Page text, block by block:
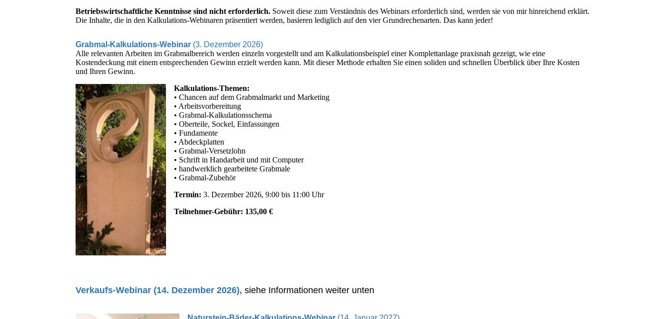
Betriebswirtschaftliche Kenntnisse sind nicht erforderlich. Soweit diese zum Verständnis des Webinars erforderlich sind, werden sie von mir hinreichend erklärt.
Die Inhalte, die in den Kalkulations-Webinaren präsentiert werden, basieren lediglich auf den vier Grundrechenarten. Das kann jeder!
Grabmal-Kalkulations-Webinar (3. Dezember 2026)
Alle relevanten Arbeiten im Grabmalbereich werden einzeln vorgestellt und am Kalkulationsbeispiel einer Komplettanlage praxisnah gezeigt, wie eine
Kostendeckung mit einem entsprechenden Gewinn erzielt werden kann. Mit dieser Methode erhalten Sie einen soliden und schnellen Überblick über Ihre Kosten
und Ihren Gewinn.
Kalkulations-Themen:
• Chancen auf dem Grabmalmarkt und Marketing
• Arbeitsvorbereitung
• Grabmal-Kalkulationsschema
• Oberteile, Sockel, Einfassungen
• Fundamente
• Abdeckplatten
• Grabmal-Versetzlohn
• Schrift in Handarbeit und mit Computer
• handwerklich gearbeitete Grabmale
• Grabmal-Zubehör
Termin: 3. Dezember 2026, 9:00 bis 11:00 Uhr
Teilnehmer-Gebühr: 135,00 €
Verkaufs-Webinar (14. Dezember 2026), siehe Informationen weiter unten